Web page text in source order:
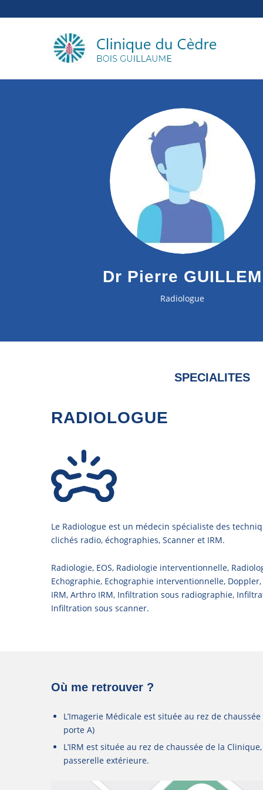
Dr Pierre GUILLEM
Radiologue
SPECIALITES
RADIOLOGUE
Le Radiologue est un médecin spécialiste des
clichés radio, échographies, Scanner et IRM.
Radiologie, EOS, Radiologie interventionnelle,
Echographie, Echographie interventionnelle,
IRM, Arthro IRM, Infiltration sous radiographie,
Infiltration sous scanner.
Où me retrouver ?
L’Imagerie Médicale est située au rez de
porte A)
L’IRM est située au rez de chaussée de la
passerelle extérieure.